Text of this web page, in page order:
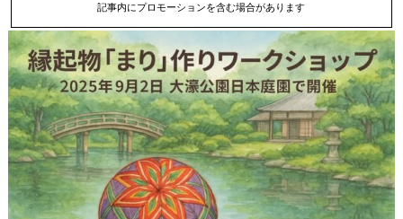
記事内にプロモーションを含む場合があります